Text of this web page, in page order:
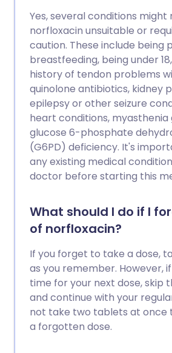
Yes, several conditions might
norfloxacin unsuitable or
caution. These include being
breastfeeding, being under
history of tendon problems
quinolone antibiotics, kidney
epilepsy or other seizure
heart conditions, myasthenia
glucose 6-phosphate
(G6PD) deficiency. It's
any existing medical
doctor before starting this
What should I do if I
of norfloxacin?
If you forget to take a dose,
as you remember. However,
time for your next dose, skip
and continue with your
not take two tablets at once
a forgotten dose.